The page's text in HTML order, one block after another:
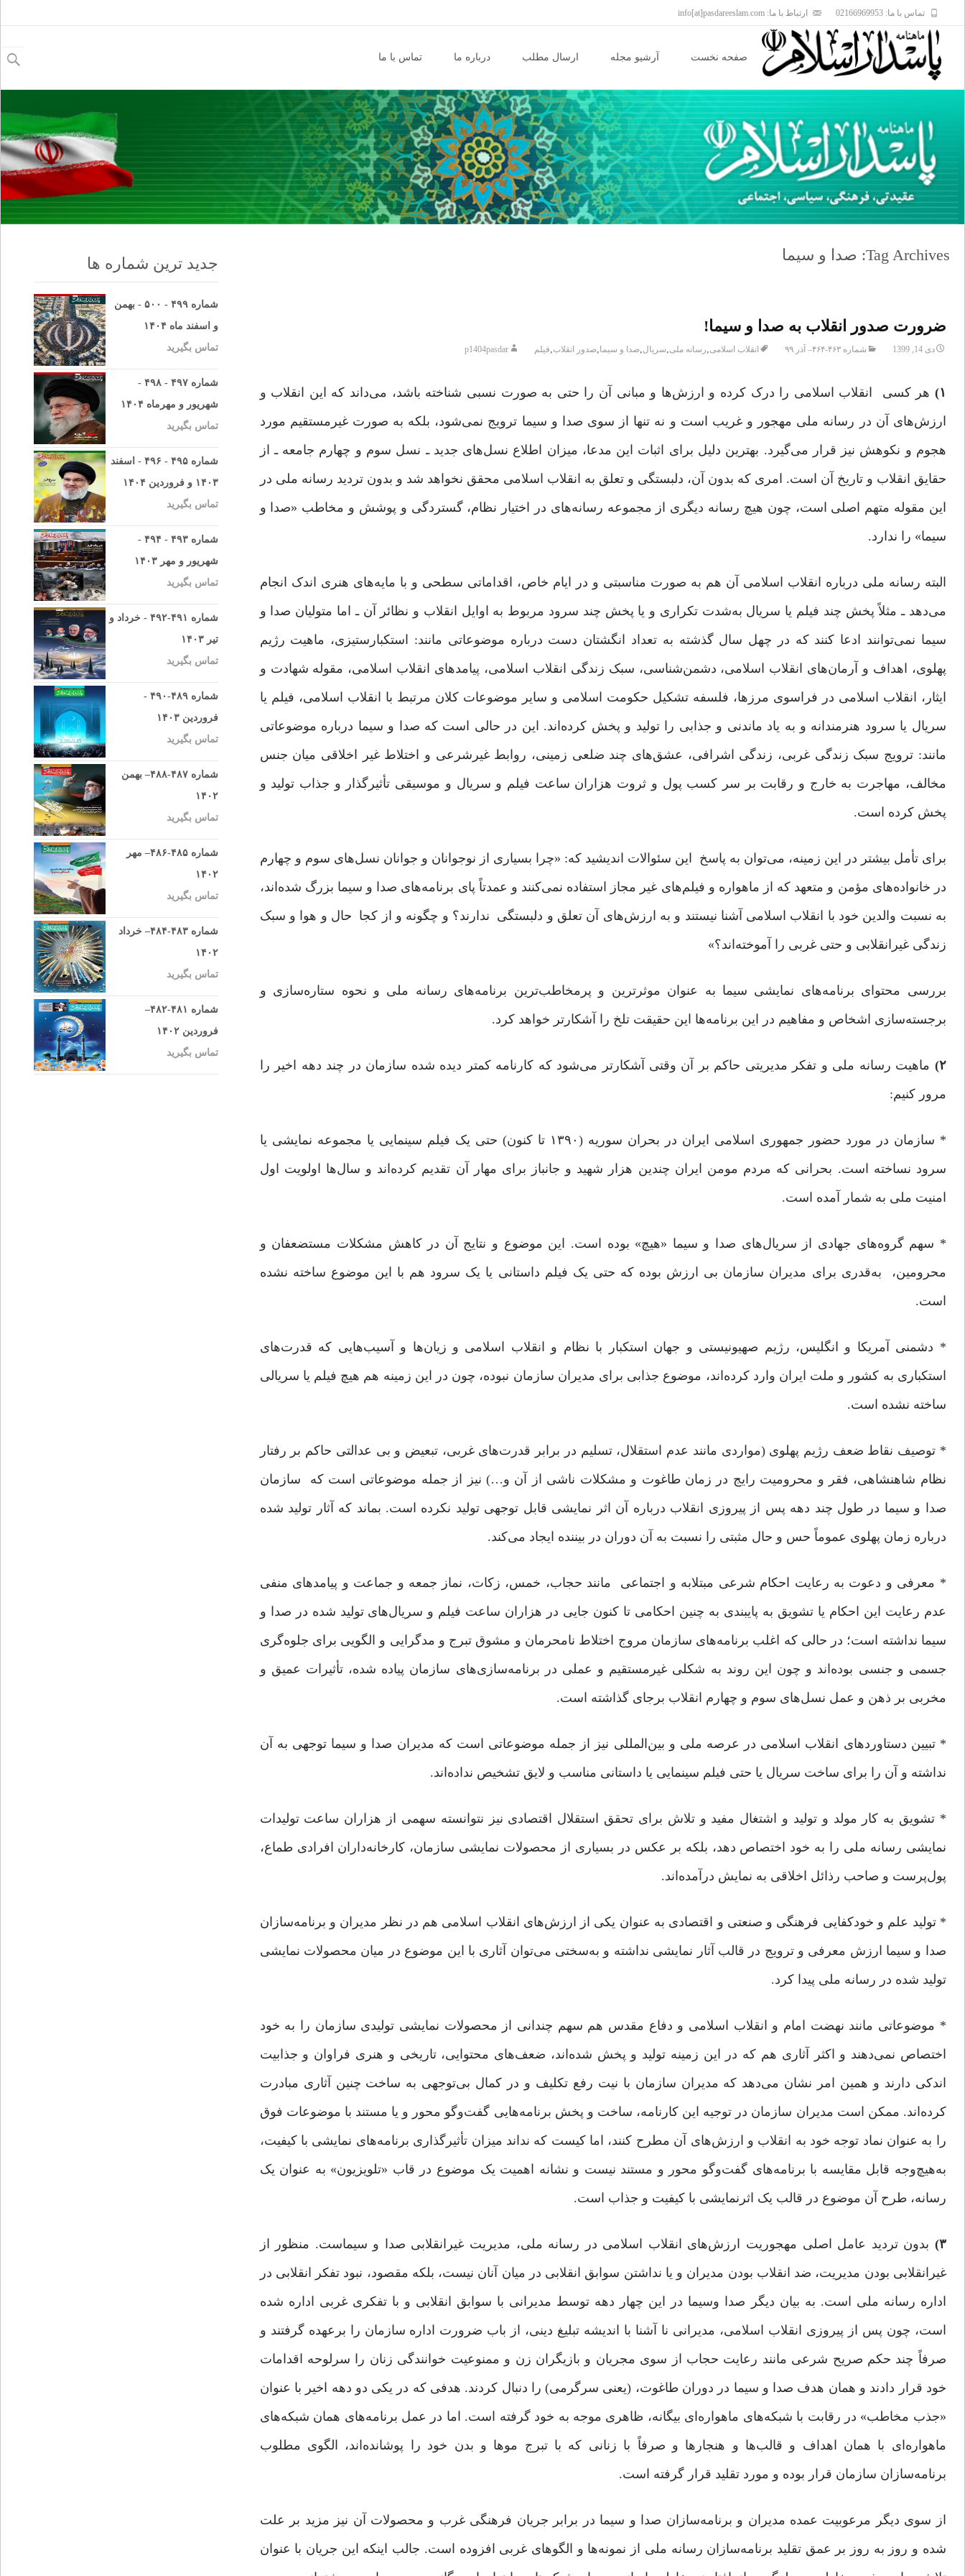
تماس با ما: 02166969953 ارتباط با ما: info[at]pasdareeslam.com
content
صفحه نخست آرشیو مجله ارسال مطلب درباره ما تماس با ما
برای:
Tag Archives: صدا و سیما
ضرورت صدور انقلاب به صدا و سیما!
دی 14, 1399 شماره ۴۶۳-۴۶۴– آذر ۹۹ انقلاب اسلامی,رسانه ملی,سریال,صدا و سیما,صدور انقلاب,فیلم p1404pasdar
۱)
هر کسی انقلاب اسلامی را درک کرده و ارزش‌ها و مبانی آن را حتی به صورت نسبی شناخته باشد، می‌داند که این انقلاب و
ارزش‌های آن در رسانه ملی مهجور و غریب است و نه تنها از سوی صدا و سیما ترویج نمی‌شود، بلکه به صورت غیرمستقیم مورد
هجوم و نکوهش نیز قرار می‌گیرد. بهترین دلیل برای اثبات این مدعا، میزان اطلاع نسل‌های جدید ـ نسل سوم و چهارم جامعه ـ از
حقایق انقلاب و تاریخ آن است. امری که بدون آن، دلبستگی و تعلق به انقلاب اسلامی محقق نخواهد شد و بدون تردید رسانه ملی در
این مقوله متهم اصلی است، چون هیچ رسانه دیگری از مجموعه رسانه‌های در اختیار نظام، گستردگی و پوشش و مخاطب «صدا و
سیما» را ندارد.
البته رسانه ملی درباره انقلاب اسلامی آن هم به صورت مناسبتی و در ایام خاص، اقداماتی سطحی و با مایه‌های هنری اندک انجام
می‌دهد ـ مثلاً پخش چند فیلم یا سریال به‌شدت تکراری و یا پخش چند سرود مربوط به اوایل انقلاب و نظائر آن ـ اما متولیان صدا و
سیما نمی‌توانند ادعا کنند که در چهل سال گذشته به تعداد انگشتان دست درباره موضوعاتی مانند: استکبارستیزی، ماهیت رژیم
پهلوی، اهداف و آرمان‌های انقلاب اسلامی، دشمن‌شناسی، سبک زندگی انقلاب اسلامی، پیامدهای انقلاب اسلامی، مقوله شهادت و
ایثار، انقلاب اسلامی در فراسوی مرزها، فلسفه تشکیل حکومت اسلامی و سایر موضوعات کلان مرتبط با انقلاب اسلامی، فیلم یا
سریال یا سرود هنرمندانه و به یاد ماندنی و جذابی را تولید و پخش کرده‌اند. این در حالی است که صدا و سیما درباره موضوعاتی
مانند: ترویج سبک زندگی غربی، زندگی اشرافی، عشق‌های چند ضلعی زمینی، روابط غیرشرعی و اختلاط غیر اخلاقی میان جنس
مخالف، مهاجرت به خارج و رقابت بر سر کسب پول و ثروت هزاران ساعت فیلم و سریال و موسیقی تأثیرگذار و جذاب تولید و
پخش کرده است.
برای تأمل بیشتر در این زمینه، می‌توان به پاسخ این سئوالات اندیشید که: «چرا بسیاری از نوجوانان و جوانان نسل‌های سوم و چهارم
در خانواده‌های مؤمن و متعهد که از ماهواره و فیلم‌های غیر مجاز استفاده نمی‌کنند و عمدتاً پای برنامه‌های صدا و سیما بزرگ شده‌اند،
به نسبت والدین خود با انقلاب اسلامی آشنا نیستند و به ارزش‌های آن تعلق و دلبستگی ندارند؟ و چگونه و از کجا حال و هوا و سبک
زندگی غیرانقلابی و حتی غربی را آموخته‌اند؟»
بررسی محتوای برنامه‌های نمایشی سیما به عنوان موثرترین و پرمخاطب‌ترین برنامه‌های رسانه ملی و نحوه ستاره‌سازی و
برجسته‌سازی اشخاص و مفاهیم در این برنامه‌ها این حقیقت تلخ را آشکارتر خواهد کرد.
۲)
ماهیت رسانه ملی و تفکر مدیریتی حاکم بر آن وقتی آشکارتر می‌شود که کارنامه کمتر دیده شده سازمان در چند دهه اخیر را
مرور کنیم:
* سازمان در مورد حضور جمهوری اسلامی ایران در بحران سوریه (۱۳۹۰ تا کنون) حتی یک فیلم سینمایی یا مجموعه نمایشی یا
سرود نساخته است. بحرانی که مردم مومن ایران چندین هزار شهید و جانباز برای مهار آن تقدیم کرده‌اند و سال‌ها اولویت اول
امنیت ملی به شمار ‌آمده است.
* سهم گروه‌های جهادی از سریال‌های صدا و سیما «هیچ» بوده است. این موضوع و نتایج آن در کاهش مشکلات مستضعفان و
محرومین، به‌قدری برای مدیران سازمان بی ارزش بوده که حتی یک فیلم داستانی یا یک سرود هم با این موضوع ساخته نشده
است.
* دشمنی آمریکا و انگلیس، رژیم صهیونیستی و جهان استکبار با نظام و انقلاب اسلامی و زیان‌ها و آسیب‌هایی که قدرت‌های
استکباری به کشور و ملت ایران وارد کرده‌اند، موضوع جذابی برای مدیران سازمان نبوده، چون در این زمینه هم هیچ فیلم یا سریالی
ساخته نشده است.
* توصیف نقاط ضعف رژیم پهلوی (مواردی مانند عدم استقلال، تسلیم در برابر قدرت‌های غربی، تبعیض و بی عدالتی حاکم بر رفتار
نظام شاهنشاهی، فقر و محرومیت رایج در زمان طاغوت و مشکلات ناشی از آن و…) نیز از جمله موضوعاتی است که سازمان
صدا و سیما در طول چند دهه پس از پیروزی انقلاب درباره آن اثر نمایشی قابل توجهی تولید نکرده‌ است. بماند که آثار تولید شده
درباره زمان پهلوی عموماً حس و حال مثبتی را نسبت به آن دوران در بیننده ایجاد می‌کند.
* معرفی و دعوت به رعایت احکام شرعی مبتلابه و اجتماعی مانند حجاب، خمس، زکات، نماز جمعه و جماعت و پیامدهای منفی
عدم رعایت این احکام یا تشویق به پایبندی به چنین احکامی تا کنون جایی در هزاران ساعت فیلم و سریال‌های تولید شده در صدا و
سیما نداشته است؛ در حالی که اغلب برنامه‌های سازمان مروج اختلاط نامحرمان و مشوق تبرج و مدگرایی و الگویی برای جلوه‌گری
جسمی و جنسی بوده‌اند و چون این روند به شکلی غیرمستقیم و عملی در برنامه‌سازی‌های سازمان پیاده شده، تأثیرات عمیق و
مخربی بر ذهن و عمل نسل‌های سوم و چهارم انقلاب برجای گذاشته است.
* تبیین دستاوردهای انقلاب اسلامی در عرصه ملی و بین‌المللی نیز از جمله موضوعاتی است که مدیران صدا و سیما توجهی به آن
نداشته و آن را برای ساخت سریال یا حتی فیلم سینمایی یا داستانی مناسب و لایق تشخیص نداده‌اند.
* تشویق به کار مولد و تولید و اشتغال مفید و تلاش برای تحقق استقلال اقتصادی نیز نتوانسته سهمی از هزاران ساعت تولیدات
نمایشی رسانه ملی را به خود اختصاص دهد، بلکه بر عکس در بسیاری از محصولات نمایشی سازمان، کارخانه‌داران افرادی طماع،
پول‌پرست و صاحب رذائل اخلاقی به نمایش درآمده‌اند.
* تولید علم و خودکفایی فرهنگی و صنعتی و اقتصادی به عنوان یکی از ارزش‌های انقلاب اسلامی هم در نظر مدیران و برنامه‌سازان
صدا و سیما ارزش معرفی و ترویج در قالب آثار نمایشی نداشته و به‌سختی می‌توان آثاری با این موضوع در میان محصولات نمایشی
تولید شده در رسانه ملی پیدا کرد.
* موضوعاتی مانند نهضت امام و انقلاب اسلامی و دفاع مقدس هم سهم چندانی از محصولات نمایشی تولیدی سازمان را به خود
اختصاص نمی‌دهند و اکثر آثاری هم که در این زمینه تولید و پخش شده‌اند، ضعف‌های محتوایی، تاریخی و هنری فراوان و جذابیت
اندکی دارند و همین امر نشان می‌دهد که مدیران سازمان با نیت رفع تکلیف و در کمال بی‌توجهی به ساخت چنین آثاری مبادرت
کرده‌اند. ممکن است مدیران سازمان در توجیه این کارنامه، ساخت و پخش برنامه‌هایی گفت‌وگو محور و یا مستند با موضوعات فوق
را به عنوان نماد توجه خود به انقلاب و ارزش‌های آن مطرح کنند، اما کیست که نداند میزان تأثیرگذاری برنامه‌های نمایشی با کیفیت،
به‌هیچ‌وجه قابل مقایسه با برنامه‌های گفت‌وگو محور و مستند نیست و نشانه اهمیت یک موضوع در قاب «تلویزیون» به عنوان یک
رسانه، طرح آن موضوع در قالب یک اثرنمایشی با کیفیت و جذاب است.
۳)
بدون تردید عامل اصلی مهجوریت ارزش‌های انقلاب اسلامی در رسانه ملی، مدیریت غیرانقلابی صدا و سیماست. منظور از
غیرانقلابی بودن مدیریت، ضد انقلاب بودن مدیران و یا نداشتن سوابق انقلابی در میان آنان نیست، بلکه مقصود، نبود تفکر انقلابی در
اداره رسانه ملی است. به بیان دیگر صدا وسیما در این چهار دهه توسط مدیرانی با سوابق انقلابی و با تفکری غربی اداره شده
است، چون پس از پیروزی انقلاب اسلامی، مدیرانی نا آشنا با اندیشه تبلیغ دینی، از باب ضرورت اداره سازمان را برعهده گرفتند و
صرفاً چند حکم صریح شرعی مانند رعایت حجاب از سوی مجریان و بازیگران زن و ممنوعیت خوانندگی زنان را سرلوحه اقدامات
خود قرار دادند و همان هدف صدا و سیما در دوران طاغوت، (یعنی سرگرمی) را دنبال کردند. هدفی که در یکی دو دهه اخیر با عنوان
«جذب مخاطب» در رقابت با شبکه‌های ماهواره‌ای بیگانه، ظاهری موجه به خود گرفته است. اما در عمل برنامه‌های همان شبکه‌های
ماهواره‌ای با همان اهداف و قالب‌ها و هنجارها و صرفاً با زنانی که با تبرج موها و بدن خود را پوشانده‌اند، الگوی مطلوب
برنامه‌سازان سازمان قرار بوده و مورد تقلید قرار گرفته است.
از سوی دیگر مرعوبیت عمده مدیران و برنامه‌سازان صدا و سیما در برابر جریان فرهنگی غرب و محصولات آن نیز مزید بر علت
شده و روز به روز بر عمق تقلید برنامه‌سازان رسانه ملی از نمونه‌ها و الگوهای غربی افزوده است. جالب اینکه این جریان با عنوان
جدید ترین شماره ها
شماره ۴۹۹ - ۵۰۰ - بهمن
و اسفند ماه ۱۴۰۴
تماس بگیرید
شماره ۴۹۷ - ۴۹۸ -
شهریور و مهرماه ۱۴۰۴
تماس بگیرید
شماره ۴۹۵ - ۴۹۶ - اسفند
۱۴۰۳ و فروردین ۱۴۰۴
تماس بگیرید
شماره ۴۹۳ - ۴۹۴ -
شهریور و مهر ۱۴۰۳
تماس بگیرید
شماره ۴۹۱-۴۹۲ - خرداد و
تیر ۱۴۰۳
تماس بگیرید
شماره ۴۸۹-۴۹۰ -
فروردین ۱۴۰۳
تماس بگیرید
شماره ۴۸۷-۴۸۸– بهمن
۱۴۰۲
تماس بگیرید
شماره ۴۸۵-۴۸۶– مهر
۱۴۰۲
تماس بگیرید
شماره ۴۸۳-۴۸۴– خرداد
۱۴۰۲
تماس بگیرید
شماره ۴۸۱-۴۸۲–
فروردین ۱۴۰۲
تماس بگیرید